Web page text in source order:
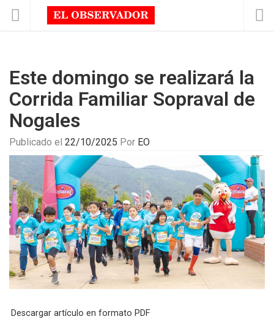
Este domingo se realizará la
Corrida Familiar Sopraval de
Nogales
Publicado el 22/10/2025 Por EO
Descargar artículo en formato PDF